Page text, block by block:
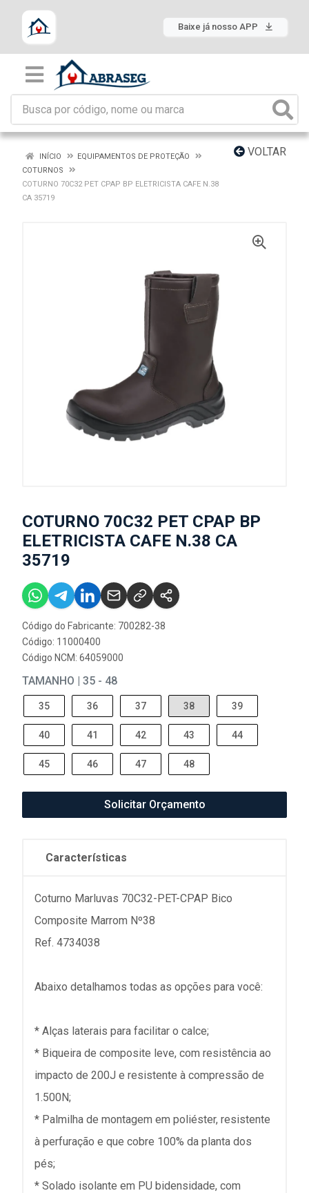
Baixe já nosso APP
VOLTAR
INÍCIO
EQUIPAMENTOS DE PROTEÇÃO
COTURNOS
COTURNO 70C32 PET CPAP BP ELETRICISTA CAFE N.38
CA 35719
COTURNO 70C32 PET CPAP BP
ELETRICISTA CAFE N.38 CA
35719
Código do Fabricante: 700282-38
Código: 11000400
Código NCM: 64059000
TAMANHO | 35 - 48
35 36 37 38 39
40 41 42 43 44
45 46 47 48
Solicitar Orçamento
Características
Coturno Marluvas 70C32-PET-CPAP Bico
Composite Marrom Nº38
Ref. 4734038
Abaixo detalhamos todas as opções para você:
* Alças laterais para facilitar o calce;
* Biqueira de composite leve, com resistência ao
impacto de 200J e resistente à compressão de
1.500N;
* Palmilha de montagem em poliéster, resistente
à perfuração e que cobre 100% da planta dos
pés;
* Solado isolante em PU bidensidade, com